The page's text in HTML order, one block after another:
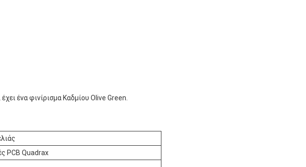
ένα φινίρισμα Καδμίου Olive Green.
PCB Quadrax